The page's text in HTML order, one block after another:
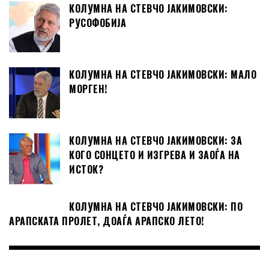
КОЛУМНА НА СТЕВЧО ЈАКИМОВСКИ:
РУСОФОБИЈА
КОЛУМНА НА СТЕВЧО ЈАКИМОВСКИ: МАЛО
МОРГЕН!
КОЛУМНА НА СТЕВЧО ЈАКИМОВСКИ: ЗА
КОГО СОНЦЕТО И ИЗГРЕВА И ЗАОЃА НА
ИСТОК?
КОЛУМНА НА СТЕВЧО ЈАКИМОВСКИ: ПО
АРАПСКАТА ПРОЛЕТ, ДОАЃА АРАПСКО ЛЕТО!